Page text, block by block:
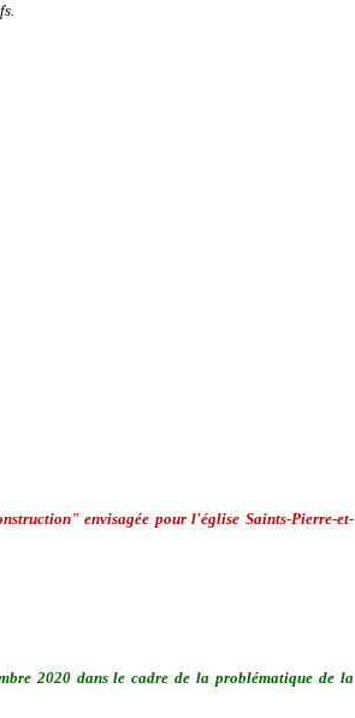
envisagée pour l'église Saints-Pierre-et-
2020 dans le cadre de la problématique de la